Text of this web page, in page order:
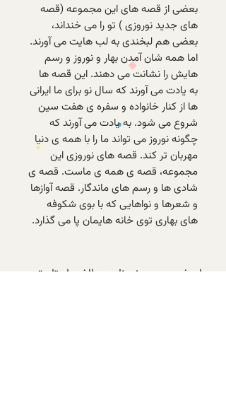
بعضی از قصه های این مجموعه (قصه
های جدید نوروزی ) تو را می خنداند،
بعضی هم لبخندی به لب هایت می آورند.
اما همه شان آمدن بهار و نوروز و رسم
هایش را نشانت می دهند. این قصه ها
به یادت می آورند که سال نو برای ما ایرانی
ها از کنار خانواده و سفره ی هفت سین
شروع می شود. به یادت می آورند که
چگونه نوروز می تواند ما را با همه ی دنیا
مهربان تر کند. قصه های نوروزی این
مجموعه، قصه ی همه ی ماست. قصه ی
شادی ها و رسم های ماندگار. قصه آوازها
و شعرها و نواهایی که با بوی شکوفه
های بهاری توی خانه هایمان پا می گذارد.
با عضویت در خبرنامه‌ی الف، از تازه‌ترین